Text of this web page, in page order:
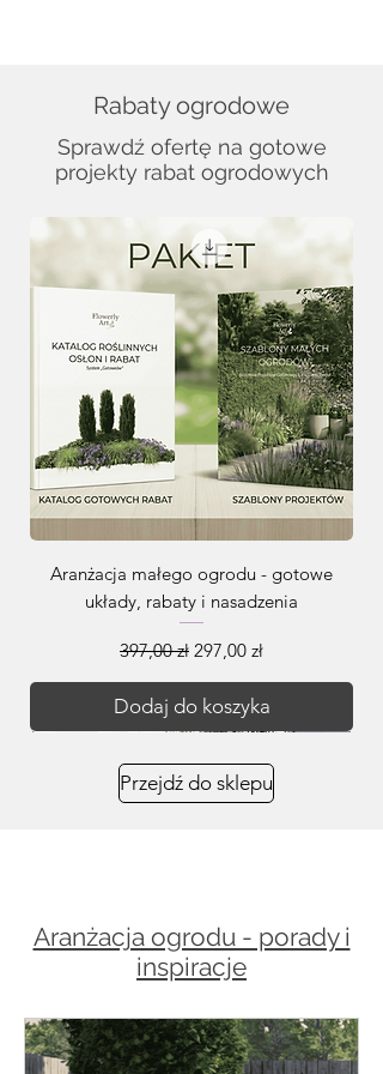
Rabaty ogrodowe
Sprawdź ofertę na gotowe
projekty rabat ogrodowych
Aranżacja małego ogrodu - gotowe
układy, rabaty i nasadzenia
Regularna cena
397,00 zł Cena rabatowa
297,00 zł
Dodaj do koszyka
Przejdź do sklepu
Aranżacja ogrodu - porady i
inspiracje